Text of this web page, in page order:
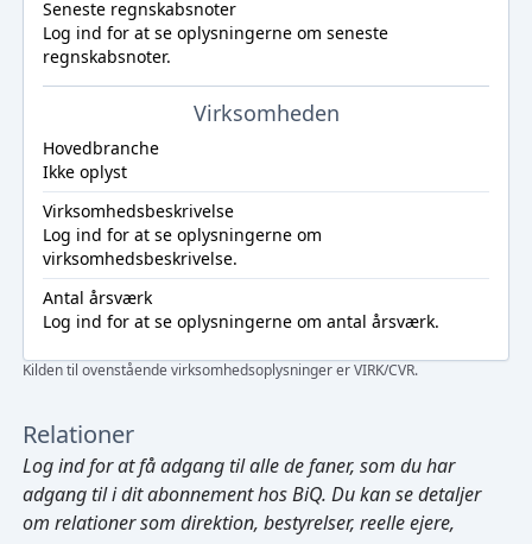
Seneste regnskabsnoter
Log ind for at se oplysningerne om seneste
regnskabsnoter.
Virksomheden
Hovedbranche
Ikke oplyst
Virksomhedsbeskrivelse
Log ind for at se oplysningerne om
virksomhedsbeskrivelse.
Antal årsværk
Log ind for at se oplysningerne om antal årsværk.
Kilden til ovenstående virksomhedsoplysninger er VIRK/CVR.
Relationer
Log indfor at få adgang til alle de faner, som du har
adgang til i dit abonnement hos BiQ. Du kan se detaljer
om relationer som direktion, bestyrelser, reelle ejere,